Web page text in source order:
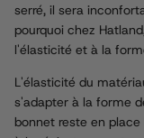
serré, il sera
pourquoi chez
l'élasticité et à la
L'élasticité du
s'adapter à la forme
bonnet reste en